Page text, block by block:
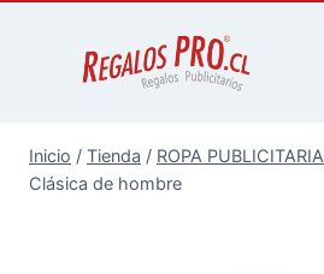
Inicio / Tienda / ROPA PUBLICITARIA
Clásica de hombre